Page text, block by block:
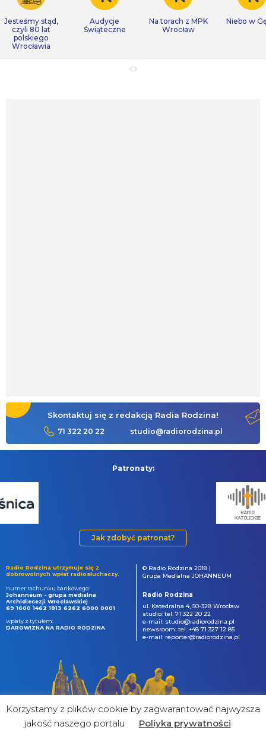
Jesteśmy stąd,
czyli 80 lat
polskiego
Wrocławia
Audycje
Świąteczne
Na torach z MPK
Wrocław
Niebo w
Skontaktuj się z redakcją Radia Rodzina!
71 322 20 22 studio@radiorodzina.pl
Patronaty:
Jak zdobyć patronat?
Radio Rodzina utrzymuje się z
dobrowolnych wpłat radiosłuchaczy.
numer rachunku bankowego:
Johanneum - grupa medialna
Archidiecezji Wrocławskiej
69 1600 1462 1813 6262 6000 0001
wpłaty z tytułem:
DAROWIZNA NA RADIO RODZINA
© Radio Rodzina 2018 |
Grupa Medialna JOHANNEUM
Radio Rodzina
ul. Katedralna 4, 50-328 Wrocław
studio: tel. 71 322 20 22
e-mail: studio@radiorodzina.pl
newsroom: tel. +48 71 327 12 85
e-mail: reporter@radiorodzina.pl
Korzystamy z plików cookie by zagwarantować najwyższa
jakość naszego portalu
Poliyka prywatności